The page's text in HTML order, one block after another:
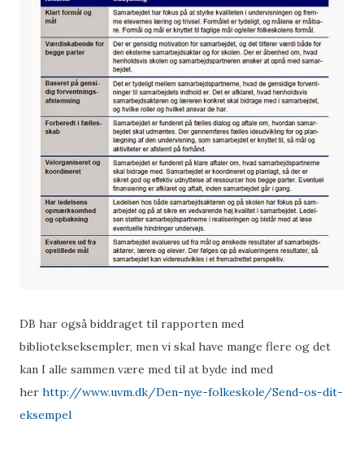
DB har også biddraget til rapporten med
bibliotekseksempler, men vi skal have mange flere og det
kan I alle sammen være med til at byde ind med
her http://www.uvm.dk/Den-nye-folkeskole/Send-os-dit-
eksempel